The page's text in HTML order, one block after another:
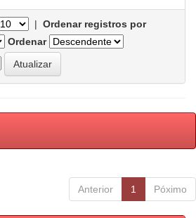
| Ordenar registros por
Ordenar
Anterior 1 Póximo